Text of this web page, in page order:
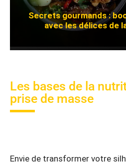
Secrets gourmands :
avec les délices de
Les bases de la
prise de masse
Envie de transformer votre